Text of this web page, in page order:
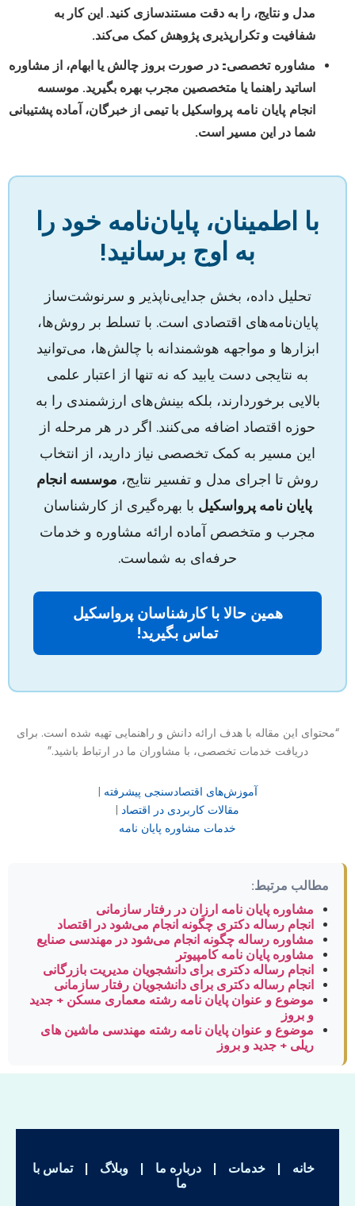
مدل و نتایج، را به دقت مستندسازی کنید. این کار به
شفافیت و تکرارپذیری پژوهش کمک می‌کند.
مشاوره تخصصی: در صورت بروز چالش یا ابهام، از مشاوره
اساتید راهنما یا متخصصین مجرب بهره بگیرید. موسسه
انجام پایان نامه پرواسکیل با تیمی از خبرگان، آماده پشتیبانی
شما در این مسیر است.
با اطمینان، پایان‌نامه خود را
به اوج برسانید!
تحلیل داده، بخش جدایی‌ناپذیر و سرنوشت‌ساز
پایان‌نامه‌های اقتصادی است. با تسلط بر روش‌ها،
ابزارها و مواجهه هوشمندانه با چالش‌ها، می‌توانید
به نتایجی دست یابید که نه تنها از اعتبار علمی
بالایی برخوردارند، بلکه بینش‌های ارزشمندی را به
حوزه اقتصاد اضافه می‌کنند. اگر در هر مرحله از
این مسیر به کمک تخصصی نیاز دارید، از انتخاب
روش تا اجرای مدل و تفسیر نتایج، موسسه انجام
پایان نامه پرواسکیل با بهره‌گیری از کارشناسان
مجرب و متخصص آماده ارائه مشاوره و خدمات
حرفه‌ای به شماست.
همین حالا با کارشناسان پرواسکیل
تماس بگیرید!
“محتوای این مقاله با هدف ارائه دانش و راهنمایی تهیه شده است. برای
دریافت خدمات تخصصی، با مشاوران ما در ارتباط باشید.”
آموزش‌های اقتصادسنجی پیشرفته |
مقالات کاربردی در اقتصاد |
خدمات مشاوره پایان نامه
مطالب مرتبط:
مشاوره پایان نامه ارزان در رفتار سازمانی
انجام رساله دکتری چگونه انجام می‌شود در اقتصاد
مشاوره رساله چگونه انجام می‌شود در مهندسی صنایع
مشاوره پایان نامه کامپیوتر
انجام رساله دکتری برای دانشجویان مدیریت بازرگانی
انجام رساله دکتری برای دانشجویان رفتار سازمانی
موضوع و عنوان پایان نامه رشته معماری مسکن + جدید
و بروز
موضوع و عنوان پایان نامه رشته مهندسی ماشین های
ریلی + جدید و بروز
خانه | خدمات | درباره ما | وبلاگ |
تماس با
ما